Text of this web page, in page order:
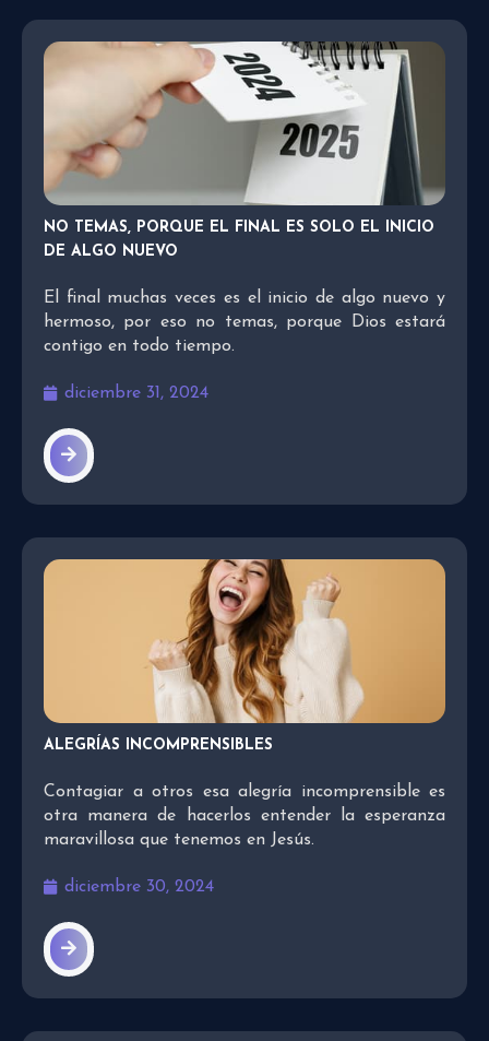
NO TEMAS, PORQUE EL FINAL ES SOLO EL INICIO
DE ALGO NUEVO
El final muchas veces es el inicio de algo nuevo y
hermoso, por eso no temas, porque Dios estará
contigo en todo tiempo.
diciembre 31, 2024
ALEGRÍAS INCOMPRENSIBLES
Contagiar a otros esa alegría incomprensible es
otra manera de hacerlos entender la esperanza
maravillosa que tenemos en Jesús.
diciembre 30, 2024